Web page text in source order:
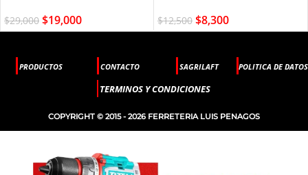
$29,000 $19,000 $12,500 $8,300
PRODUCTOS CONTACTO SAGRILAFT POLITICA DE DATOS
TERMINOS Y CONDICIONES
COPYRIGHT © 2015 - 2026 FERRETERIA LUIS PENAGOS